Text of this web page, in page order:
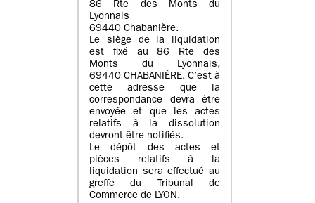
86 Rte des Monts du
Lyonnais
69440 Chabanière.
Le siège de la liquidation
est fixé au 86 Rte des
Monts du Lyonnais,
69440 CHABANIÈRE. C’est à
cette adresse que la
correspondance devra être
envoyée et que les actes
relatifs à la dissolution
devront être notifiés.
Le dépôt des actes et
pièces relatifs à la
liquidation sera effectué au
greffe du Tribunal de
Commerce de LYON.